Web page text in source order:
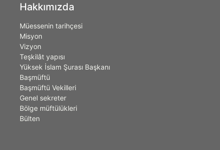
Hakkımızda
Müessenin tarihçesi
Misyon
Vizyon
Teşkilât yapısı
Yüksek İslam Şurası Başkanı
Başmüftü
Başmüftü Vekilleri
Genel sekreter
Bölge müftülükleri
Bülten